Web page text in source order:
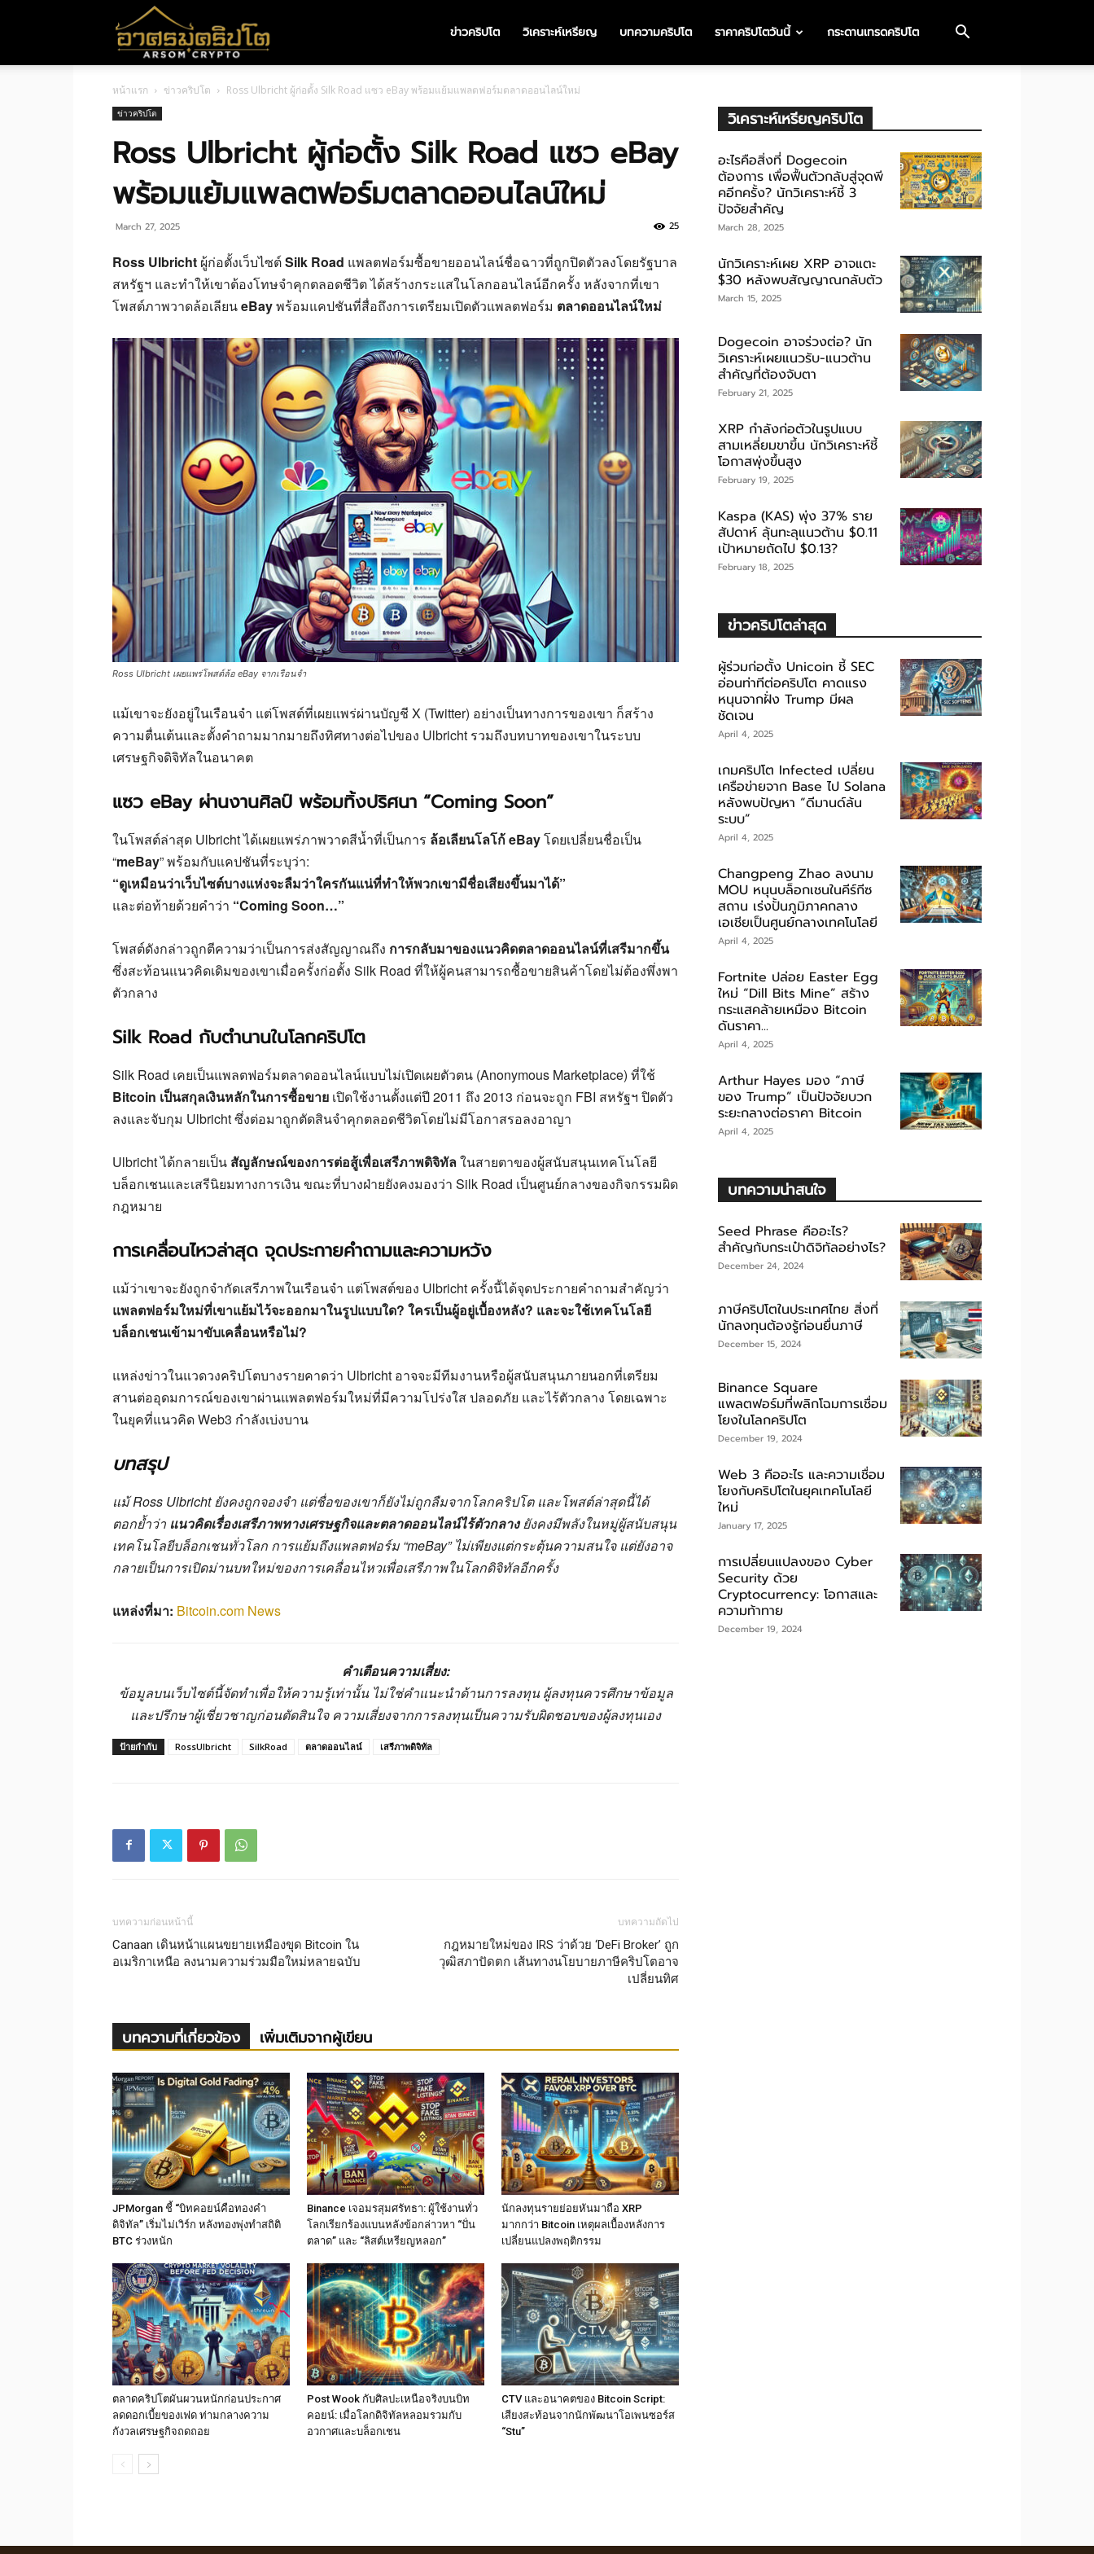
ศร
มค
ปโต
ข่าวคริปโต วิเคราะห์เหรียญ บทความคริปโต ราคาคริปโตวันนี้ กระดานเทรดคริปโต
หน้าแรก ข่าวคริปโต Ross Ulbricht ผู้ก่อตั้ง Silk Road แซว eBay พร้อมแย้มแพลตฟอร์มตลาดออนไลน์ใหม่
ข่าวคริปโต
Ross Ulbricht ผู้ก่อตั้ง Silk Road แซว eBay
พร้อมแย้มแพลตฟอร์มตลาดออนไลน์ใหม่
March 27, 2025 25
Ross Ulbricht ผู้ก่อตั้งเว็บไซต์Silk Road แพลตฟอร์มซื้อขายออนไลน์ชื่อฉาวที่ถูกปิดตัวลงโดยรัฐบาล
สหรัฐฯ และทำให้เขาต้องโทษจำคุกตลอดชีวิต ได้สร้างกระแสในโลกออนไลน์อีกครั้ง หลังจากที่เขา
โพสต์ภาพวาดล้อเลียนeBayพร้อมแคปชันที่สื่อถึงการเตรียมเปิดตัวแพลตฟอร์ม ตลาดออนไลน์ใหม่
Ross Ulbricht เผยแพร่โพสต์ล้อ eBay จากเรือนจำ
แม้เขาจะยังอยู่ในเรือนจำ แต่โพสต์ที่เผยแพร่ผ่านบัญชี X (Twitter) อย่างเป็นทางการของเขา ก็สร้าง
ความตื่นเต้นและตั้งคำถามมากมายถึงทิศทางต่อไปของ Ulbricht รวมถึงบทบาทของเขาในระบบ
เศรษฐกิจดิจิทัลในอนาคต
แซว eBay ผ่านงานศิลป์ พร้อมทิ้งปริศนา “Coming Soon”
ในโพสต์ล่าสุด Ulbricht ได้เผยแพร่ภาพวาดสีน้ำที่เป็นการ ล้อเลียนโลโก้ eBayโดยเปลี่ยนชื่อเป็น
“meBay” พร้อมกับแคปชันที่ระบุว่า:
“ดูเหมือนว่าเว็บไซต์บางแห่งจะลืมว่าใครกันแน่ที่ทำให้พวกเขามีชื่อเสียงขึ้นมาได้”
และต่อท้ายด้วยคำว่า “Coming Soon…”
โพสต์ดังกล่าวถูกตีความว่าเป็นการส่งสัญญาณถึง การกลับมาของแนวคิดตลาดออนไลน์ที่เสรีมากขึ้น
ซึ่งสะท้อนแนวคิดเดิมของเขาเมื่อครั้งก่อตั้ง Silk Road ที่ให้ผู้คนสามารถซื้อขายสินค้าโดยไม่ต้องพึ่งพา
ตัวกลาง
Silk Road กับตำนานในโลกคริปโต
Silk Road เคยเป็นแพลตฟอร์มตลาดออนไลน์แบบไม่เปิดเผยตัวตน (Anonymous Marketplace) ที่ใช้
Bitcoin เป็นสกุลเงินหลักในการซื้อขาย เปิดใช้งานตั้งแต่ปี 2011 ถึง 2013 ก่อนจะถูก FBI สหรัฐฯ ปิดตัว
ลงและจับกุม Ulbricht ซึ่งต่อมาถูกตัดสินจำคุกตลอดชีวิตโดยไม่มีโอกาสรอลงอาญา
Ulbricht ได้กลายเป็น สัญลักษณ์ของการต่อสู้เพื่อเสรีภาพดิจิทัลในสายตาของผู้สนับสนุนเทคโนโลยี
บล็อกเชนและเสรีนิยมทางการเงิน ขณะที่บางฝ่ายยังคงมองว่า Silk Road เป็นศูนย์กลางของกิจกรรมผิด
กฎหมาย
การเคลื่อนไหวล่าสุด จุดประกายคำถามและความหวัง
แม้ว่าเขาจะยังถูกจำกัดเสรีภาพในเรือนจำ แต่โพสต์ของ Ulbricht ครั้งนี้ได้จุดประกายคำถามสำคัญว่า
แพลตฟอร์มใหม่ที่เขาแย้มไว้จะออกมาในรูปแบบใด? ใครเป็นผู้อยู่เบื้องหลัง? และจะใช้เทคโนโลยี
บล็อกเชนเข้ามาขับเคลื่อนหรือไม่?
แหล่งข่าวในแวดวงคริปโตบางรายคาดว่า Ulbricht อาจจะมีทีมงานหรือผู้สนับสนุนภายนอกที่เตรียม
สานต่ออุดมการณ์ของเขาผ่านแพลตฟอร์มใหม่ที่มีความโปร่งใส ปลอดภัย และไร้ตัวกลาง โดยเฉพาะ
ในยุคที่แนวคิด Web3 กำลังเบ่งบาน
บทสรุป
แม้ Ross Ulbricht ยังคงถูกจองจำ แต่ชื่อของเขาก็ยังไม่ถูกลืมจากโลกคริปโต และโพสต์ล่าสุดนี้ได้
ตอกย้ำว่า แนวคิดเรื่องเสรีภาพทางเศรษฐกิจและตลาดออนไลน์ไร้ตัวกลางยังคงมีพลังในหมู่ผู้สนับสนุน
เทคโนโลยีบล็อกเชนทั่วโลก การแย้มถึงแพลตฟอร์ม “meBay” ไม่เพียงแต่กระตุ้นความสนใจ แต่ยังอาจ
กลายเป็นการเปิดม่านบทใหม่ของการเคลื่อนไหวเพื่อเสรีภาพในโลกดิจิทัลอีกครั้ง
แหล่งที่มา: Bitcoin.com News
คำเตือนความเสี่ยง:
ข้อมูลบนเว็บไซต์นี้จัดทำเพื่อให้ความรู้เท่านั้น ไม่ใช่คำแนะนำด้านการลงทุน ผู้ลงทุนควรศึกษาข้อมูล
และปรึกษาผู้เชี่ยวชาญก่อนตัดสินใจ ความเสี่ยงจากการลงทุนเป็นความรับผิดชอบของผู้ลงทุนเอง
ป้ายกำกับ RossUlbricht SilkRoad ตลาดออนไลน์ เสรีภาพดิจิทัล
บทความก่อนหน้านี้
Canaan เดินหน้าแผนขยายเหมืองขุด Bitcoin ใน
อเมริกาเหนือ ลงนามความร่วมมือใหม่หลายฉบับ
บทความถัดไป
กฎหมายใหม่ของ IRS ว่าด้วย ‘DeFi Broker’ ถูก
วุฒิสภาปัดตก เส้นทางนโยบายภาษีคริปโตอาจ
เปลี่ยนทิศ
บทความที่เกี่ยวข้อง เพิ่มเติมจากผู้เขียน
JPMorgan ชี้ “บิทคอยน์คือทองคำ
ดิจิทัล” เริ่มไม่เวิร์ก หลังทองพุ่งทำสถิติ
BTC ร่วงหนัก
Binance เจอมรสุมศรัทธา: ผู้ใช้งานทั่ว
โลกเรียกร้องแบนหลังข้อกล่าวหา “ปั่น
ตลาด” และ “ลิสต์เหรียญหลอก”
นักลงทุนรายย่อยหันมาถือ XRP
มากกว่า Bitcoin เหตุผลเบื้องหลังการ
เปลี่ยนแปลงพฤติกรรม
ตลาดคริปโตผันผวนหนักก่อนประกาศ
ลดดอกเบี้ยของเฟด ท่ามกลางความ
กังวลเศรษฐกิจถดถอย
Post Wook กับศิลปะเหนือจริงบนบิท
คอยน์: เมื่อโลกดิจิทัลหลอมรวมกับ
อวกาศและบล็อกเชน
CTV และอนาคตของ Bitcoin Script:
เสียงสะท้อนจากนักพัฒนาโอเพนซอร์ส
“Stu”
วิเคราะห์เหรียญคริปโต
อะไรคือสิ่งที่ Dogecoin
ต้องการ เพื่อฟื้นตัวกลับสู่จุดพี
คอีกครั้ง? นักวิเคราะห์ชี้ 3
ปัจจัยสำคัญ
March 28, 2025
นักวิเคราะห์เผย XRP อาจแตะ
$30 หลังพบสัญญาณกลับตัว
March 15, 2025
Dogecoin อาจร่วงต่อ? นัก
วิเคราะห์เผยแนวรับ-แนวต้าน
สำคัญที่ต้องจับตา
February 21, 2025
XRP กำลังก่อตัวในรูปแบบ
สามเหลี่ยมขาขึ้น นักวิเคราะห์ชี้
โอกาสพุ่งขึ้นสูง
February 19, 2025
Kaspa (KAS) พุ่ง 37% ราย
สัปดาห์ ลุ้นทะลุแนวต้าน $0.11
เป้าหมายถัดไป $0.13?
February 18, 2025
ข่าวคริปโตล่าสุด
ผู้ร่วมก่อตั้ง Unicoin ชี้ SEC
อ่อนท่าทีต่อคริปโต คาดแรง
หนุนจากฝั่ง Trump มีผล
ชัดเจน
April 4, 2025
เกมคริปโต Infected เปลี่ยน
เครือข่ายจาก Base ไป Solana
หลังพบปัญหา “ดีมานด์ล้น
ระบบ”
April 4, 2025
Changpeng Zhao ลงนาม
MOU หนุนบล็อกเชนในคีร์กีซ
สถาน เร่งปั้นภูมิภาคกลาง
เอเชียเป็นศูนย์กลางเทคโนโลยี
April 4, 2025
Fortnite ปล่อย Easter Egg
ใหม่ “Dill Bits Mine” สร้าง
กระแสคล้ายเหมือง Bitcoin
ดันราคา...
April 4, 2025
Arthur Hayes มอง “ภาษี
ของ Trump” เป็นปัจจัยบวก
ระยะกลางต่อราคา Bitcoin
April 4, 2025
บทความน่าสนใจ
Seed Phrase คืออะไร?
สำคัญกับกระเป๋าดิจิทัลอย่างไร?
December 24, 2024
ภาษีคริปโตในประเทศไทย สิ่งที่
นักลงทุนต้องรู้ก่อนยื่นภาษี
December 15, 2024
Binance Square
แพลตฟอร์มที่พลิกโฉมการเชื่อม
โยงในโลกคริปโต
December 19, 2024
Web 3 คืออะไร และความเชื่อม
โยงกับคริปโตในยุคเทคโนโลยี
ใหม่
January 17, 2025
การเปลี่ยนแปลงของ Cyber
Security ด้วย
Cryptocurrency: โอกาสและ
ความท้าทาย
December 19, 2024